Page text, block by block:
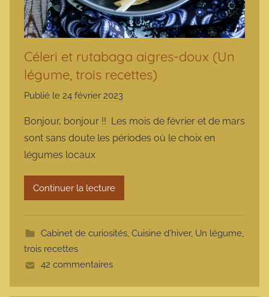
Céleri et rutabaga aigres-doux (Un
légume, trois recettes)
Publié le 24 février 2023
r
m
r
t
Bonjour, bonjour !! Les mois de février et de mars
sont sans doute les périodes où le choix en
légumes locaux
Continuer la lecture
Cabinet de curiosités, Cuisine d'hiver, Un légume,
trois recettes
42 commentaires